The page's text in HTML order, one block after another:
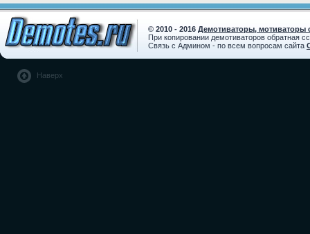
© 2010 - 2016 Демотиваторы, мотиваторы
При копировании демотиваторов обратная
Связь с Админом - по всем вопросам сайта
Наверх